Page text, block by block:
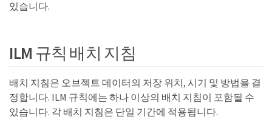
있습니다.
ILM 규칙 배치 지침
배치 지침은 오브젝트 데이터의 저장 위치, 시기 및 방법을 결
정합니다. ILM 규칙에는 하나 이상의 배치 지침이 포함될 수
있습니다. 각 배치 지침은 단일 기간에 적용됩니다.